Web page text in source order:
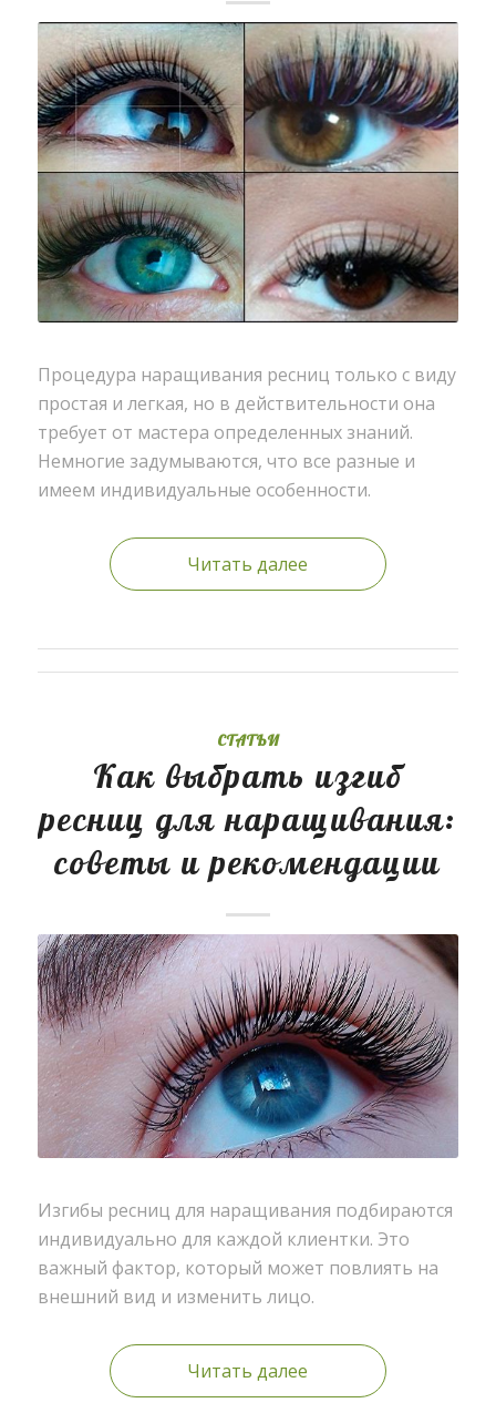
Процедура наращивания ресниц только с виду
простая и легкая, но в действительности она
требует от мастера определенных знаний.
Немногие задумываются, что все разные и
имеем индивидуальные особенности.
Читать далее
СТАТЬИ
Как выбрать изгиб
ресниц для наращивания:
советы и рекомендации
Изгибы ресниц для наращивания подбираются
индивидуально для каждой клиентки. Это
важный фактор, который может повлиять на
внешний вид и изменить лицо.
Читать далее